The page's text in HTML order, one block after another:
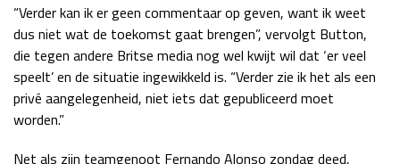
Kwalificatie
za 19:00 - 20:00
Race
zo 17:00 - 19:00
“Verder kan ik er geen commentaar op geven, want ik weet
dus niet wat de toekomst gaat brengen”, vervolgt Button,
die tegen andere Britse media nog wel kwijt wil dat ‘er veel
speelt’ en de situatie ingewikkeld is. “Verder zie ik het als een
privé aangelegenheid, niet iets dat gepubliceerd moet
worden.”
Net als zijn teamgenoot Fernando Alonso zondag deed,